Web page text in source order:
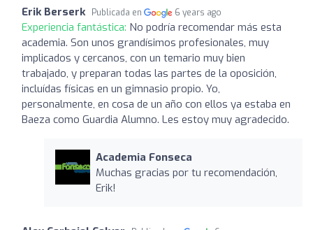
Erik Berserk Publicada en 6 years ago
Experiencia fantástica: No podría recomendar más esta
academia. Son unos grandísimos profesionales, muy
implicados y cercanos, con un temario muy bien
trabajado, y preparan todas las partes de la oposición,
incluídas físicas en un gimnasio propio. Yo,
personalmente, en cosa de un año con ellos ya estaba en
Baeza como Guardia Alumno. Les estoy muy agradecido.
Academia Fonseca
Muchas gracias por tu recomendación,
Erik!